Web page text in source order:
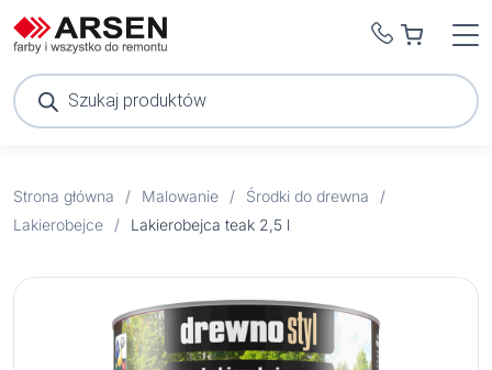
Wyszukiwarka
produktów
Strona główna / Malowanie / Środki do drewna
/
Lakierobejce
/ Lakierobejca teak 2,5 l